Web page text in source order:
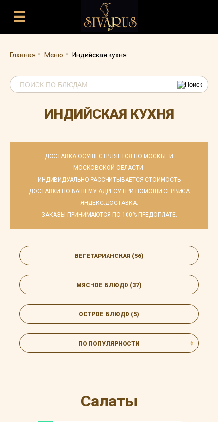
Главная . Меню . Индийская кухня
ИНДИЙСКАЯ КУХНЯ
ДОСТАВКА ОСУЩЕСТВЛЯЕТСЯ ПО МОСКВЕ И
МОСКОВСКОЙ ОБЛАСТИ.
ИНДИВИДУАЛЬНО РАССЧИТЫВАЕТСЯ СТОИМОСТЬ
ДОСТАВКИ ПО ВАШЕМУ АДРЕСУ ПРИ ПОМОЩИ СЕРВИСА
ЯНДЕКС.ДОСТАВКА.
ЗАКАЗЫ ПРИНИМАЮТСЯ ПО 100% ПРЕДОПЛАТЕ.
ВЕГЕТАРИАНСКАЯ (56)
МЯСНОЕ БЛЮДО (37)
ОСТРОЕ БЛЮДО (5)
ПО ПОПУЛЯРНОСТИ
Салаты